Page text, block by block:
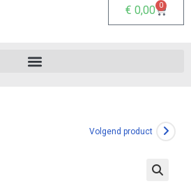
€ 0,00 0
Volgend product